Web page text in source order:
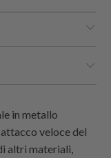
in metallo
veloce del
altri materiali,